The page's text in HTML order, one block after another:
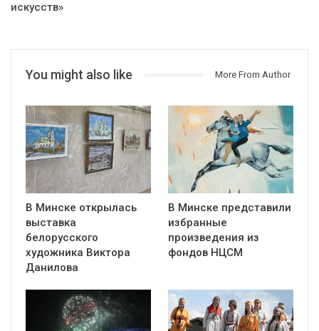
искусств»
You might also like More From Author
В Минске открылась
выставка
белорусского
художника Виктора
Данилова
В Минске представили
избранные
произведения из
фондов НЦСМ